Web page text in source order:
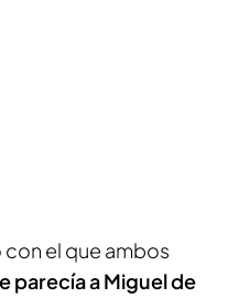
el que ambos
parecía a Miguel de